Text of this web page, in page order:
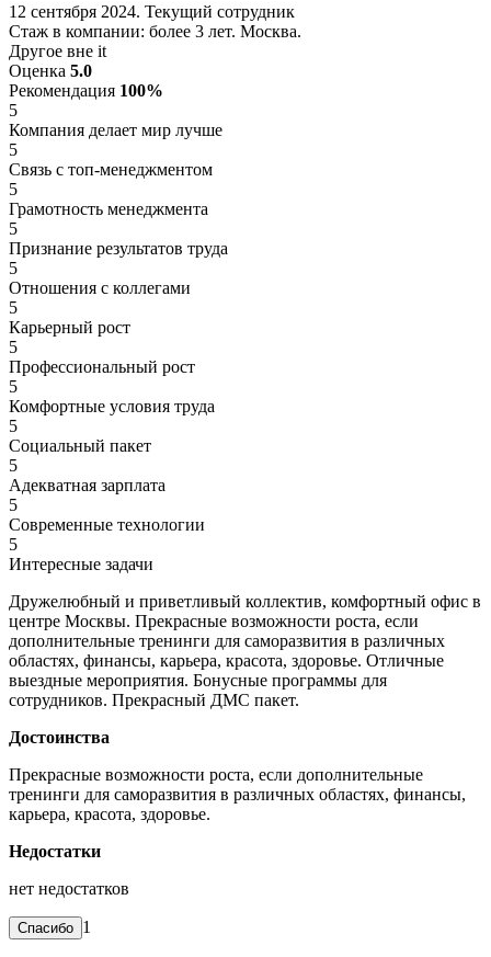
12 сентября 2024. Текущий сотрудник
Стаж в компании: более 3 лет. Москва.
Другое вне it
Оценка 5.0
Рекомендация 100%
5
Компания делает мир лучше
5
Связь с топ-менеджментом
5
Грамотность менеджмента
5
Признание результатов труда
5
Отношения с коллегами
5
Карьерный рост
5
Профессиональный рост
5
Комфортные условия труда
5
Социальный пакет
5
Адекватная зарплата
5
Современные технологии
5
Интересные задачи
Дружелюбный и приветливый коллектив, комфортный офис в
центре Москвы. Прекрасные возможности роста, если
дополнительные тренинги для саморазвития в различных
областях, финансы, карьера, красота, здоровье. Отличные
выездные мероприятия. Бонусные программы для
сотрудников. Прекрасный ДМС пакет.
Достоинства
Прекрасные возможности роста, если дополнительные
тренинги для саморазвития в различных областях, финансы,
карьера, красота, здоровье.
Недостатки
нет недостатков
1